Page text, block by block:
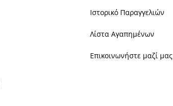
Ιστορικό Παραγγελιών
Λίστα Αγαπημένων
Επικοινωνήστε μαζί μας